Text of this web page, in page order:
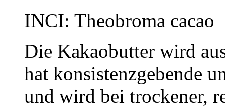
INCI: Theobroma cacao
Die Kakaobutter wird
hat konsistenzgebende
und wird bei trockener,